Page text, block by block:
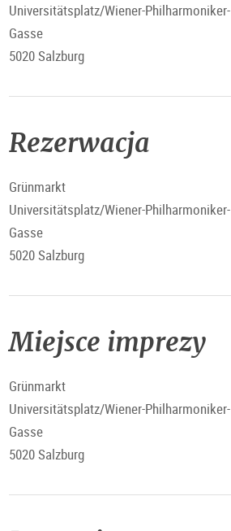
Universitätsplatz/Wiener-Philharmoniker-
Gasse
5020 Salzburg
Rezerwacja
Grünmarkt
Universitätsplatz/Wiener-Philharmoniker-
Gasse
5020 Salzburg
Miejsce imprezy
Grünmarkt
Universitätsplatz/Wiener-Philharmoniker-
Gasse
5020 Salzburg